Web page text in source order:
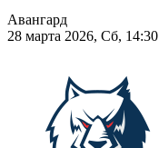
Авангард
28 марта 2026, Сб, 14:30